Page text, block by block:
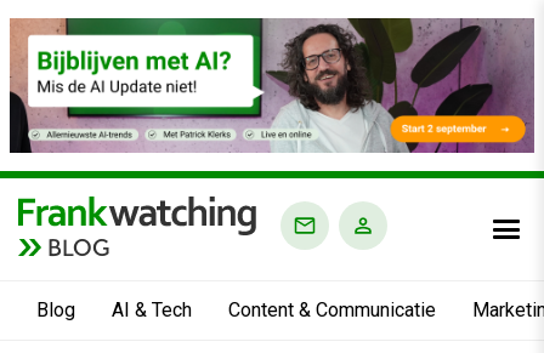
BLOG
Blog AI & Tech Content & Communicatie